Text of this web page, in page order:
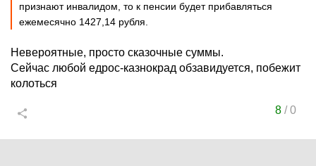
признают инвалидом, то к пенсии будет прибавляться
ежемесячно 1427,14 рубля.
Невероятные, просто сказочные суммы.
Сейчас любой едрос-казнокрад обзавидуется, побежит
колоться
8/0